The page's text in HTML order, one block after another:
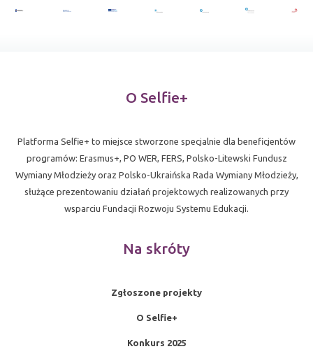
O Selfie+
Platforma Selfie+ to miejsce stworzone specjalnie dla beneficjentów
programów: Erasmus+, PO WER, FERS, Polsko-Litewski Fundusz
Wymiany Młodzieży oraz Polsko-Ukraińska Rada Wymiany Młodzieży,
służące prezentowaniu działań projektowych realizowanych przy
wsparciu Fundacji Rozwoju Systemu Edukacji.
Na skróty
Zgłoszone projekty
O Selfie+
Konkurs 2025